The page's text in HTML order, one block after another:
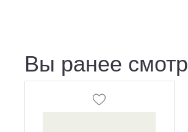
Вы ранее